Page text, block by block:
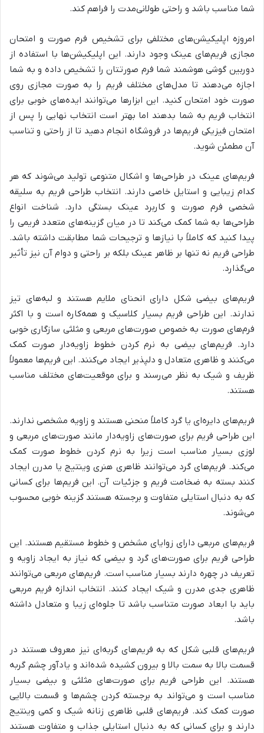
شما مناسب باشد و راحتی طولانی‌مدت را فراهم کند.
امروزه اپلیکیشن‌های مختلفی برای تشخیص فرم صورت و امتحان
مجازی فریم‌های عینک وجود دارند. این اپلیکیشن‌ها با استفاده از
دوربین گوشی هوشمند شما فرم صورتتان را تشخیص داده و به شما
اجازه می‌دهند تا مدل‌های مختلف فریم را به صورت مجازی روی
صورت خود امتحان کنید. این ابزارها می‌توانند ایده‌های خوبی برای
انتخاب فریم به شما بدهند اما بهتر است انتخاب نهایی را پس از
امتحان فیزیکی فریم‌ها در فروشگاه انجام دهید تا از راحتی و تناسب
آن مطمئن شوید.
فریم‌های عینک در طراحی‌ها و اشکال متنوعی تولید می‌شوند که هر
کدام زیبایی و استایل خاصی دارند. انتخاب طراحی فریم به سلیقه
شخصی فرم صورت و کاربرد عینک بستگی دارد. شناخت انواع
طراحی‌ها به شما کمک می‌کند تا در میان گزینه‌های متعدد فریمی را
پیدا کنید که کاملاً با نیازها و ترجیحات شما مطابقت داشته باشد.
طراحی فریم نه تنها بر ظاهر عینک بلکه بر راحتی و دوام آن نیز تأثیر
می‌گذارد.
فریم‌های بیضی شکل دارای انحنای ملایم هستند و لبه‌های تیز
ندارند. این طراحی فریم بسیار کلاسیک و همه‌کاره است و با اکثر
فرم‌های صورت به خصوص صورت‌های مربعی و مثلثی سازگاری خوبی
دارد. فریم‌های بیضی به نرم کردن خطوط زاویه‌دار صورت کمک
می‌کنند و ظاهری متعادل و دلپذیر ایجاد می‌کنند. این فریم‌ها معمولاً
ظریف و شیک به نظر می‌رسند و برای موقعیت‌های مختلف مناسب
هستند.
فریم‌های دایره‌ای یا گرد کاملاً منحنی هستند و زاویه مشخصی ندارند.
این طراحی فریم برای صورت‌های زاویه‌دار مانند صورت‌های مربعی و
لوزی بسیار مناسب است زیرا به نرم کردن خطوط صورت کمک
می‌کند. فریم‌های گرد می‌توانند ظاهری هنری وینتیج یا مدرن ایجاد
کنند بسته به ضخامت فریم و جزئیات آن. این فریم‌ها برای کسانی
که به دنبال استایلی متفاوت و برجسته هستند گزینه خوبی محسوب
می‌شوند.
فریم‌های مربعی دارای زوایای مشخص و خطوط مستقیم هستند. این
طراحی فریم برای صورت‌های گرد و بیضی که نیاز به ایجاد زاویه و
تعریف در چهره دارند بسیار مناسب است. فریم‌های مربعی می‌توانند
ظاهری جدی مدرن و شیک ایجاد کنند. انتخاب اندازه فریم مربعی
باید با ابعاد صورت متناسب باشد تا جلوه‌ای زیبا و متعادل داشته
باشد.
فریم‌های قلبی شکل که به فریم‌های گربه‌ای نیز معروف هستند در
قسمت بالا به سمت بالا و بیرون کشیده شده‌اند و یادآور چشم گربه
هستند. این طراحی فریم برای صورت‌های مثلثی و بیضی بسیار
مناسب است و می‌تواند به برجسته کردن چشم‌ها و قسمت بالایی
صورت کمک کند. فریم‌های قلبی ظاهری زنانه شیک و کمی وینتیج
دارند و برای کسانی که به دنبال استایلی جذاب و متفاوت هستند